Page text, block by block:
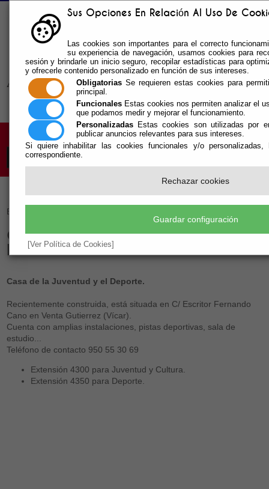
Sus Opciones En Relación Al Uso De
Las cookies son importantes para el correcto
su experiencia de navegación, usamos cookies para
sesión y brindarle un inicio seguro, recopilar estadísticas para
y ofrecerle contenido personalizado en función de sus intereses.
ObligatoriasSe requieren estas cookies para
principal.
FuncionalesEstas cookies nos permiten analizar el
que podamos medir y mejorar el funcionamiento.
PersonalizadasEstas cookies son utilizadas por
publicar anuncios relevantes para sus intereses.
Si quiere inhabilitar las cookies funcionales y/o
correspondiente.
Rechazar cookies
Guardar configuración
[Ver Política de Cookies]
Telf: 950.55.30.69 -
950.55.36.37 Fax: 950.55.35.41
Escuchar
CASA DE LA JUVENTUD Y EL
DEPORTE DE VICAR
Casa de la Juventud y el Deporte.
Recientemente construida, está situada en C/ Escritor Fernando
Cano en Venta Gutierrez (Vícar).
Cuenta con amplias instalaciones, pistas deportivas, sala de
estudio...
Teléfono de contacto 950 55 30 69
Extensión 4300 para Juventud y Cultura.
Extensión 4350 para Deporte.